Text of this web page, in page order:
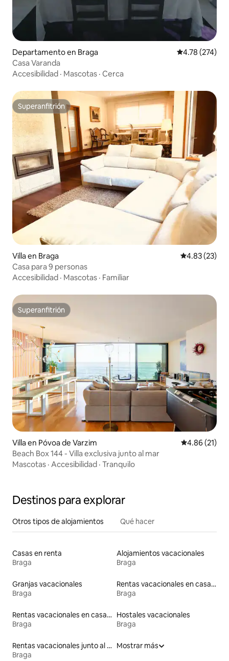
Departamento en Braga Calificación
4.78 (274)
Casa Varanda
Accesibilidad · Mascotas · Cerca
Superanfitrión
Superanfitrión
Villa en Braga Calificación
4.83 (23)
Casa para 9 personas
Accesibilidad · Mascotas · Familiar
Superanfitrión
Superanfitrión
Villa en Póvoa de Varzim Calificación
4.86 (21)
Beach Box 144 - Villa exclusiva junto al mar
Mascotas · Accesibilidad · Tranquilo
Destinos para explorar
Otros tipos de alojamientos Qué hacer
Casas en renta
Braga
Alojamientos vacacionales
Braga
Granjas vacacionales
Braga
Rentas vacacionales en casas con inodoro de altura accesible
Braga
Rentas vacacionales en casas de huéspedes
Braga
Hostales vacacionales
Braga
Rentas vacacionales junto al agua
Braga
Mostrar más